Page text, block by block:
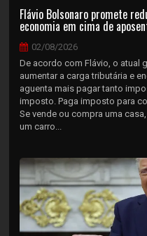
Flávio Bolsonaro promete
economia em cima de
02/08/2026
De acordo com Flávio, o atual
aumentar a carga tributária e
aguenta mais pagar tanto
imposto. Paga imposto para
Se vende ou compra uma
um carro...